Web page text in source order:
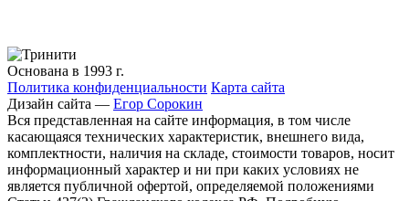
Основана в 1993 г.
Политика конфиденциальности Карта сайта
Дизайн сайта — Егор Сорокин
Вся представленная на сайте информация, в том числе
касающаяся технических характеристик, внешнего вида,
комплектности, наличия на складе, стоимости товаров, носит
информационный характер и ни при каких условиях не
является публичной офертой, определяемой положениями